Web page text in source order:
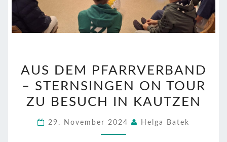
DEM
PFARRVERBAND
–
ON
AUS DEM PFARRVERBAND
– STERNSINGEN ON TOUR
ZU BESUCH IN KAUTZEN
29. November 2024 Helga Batek